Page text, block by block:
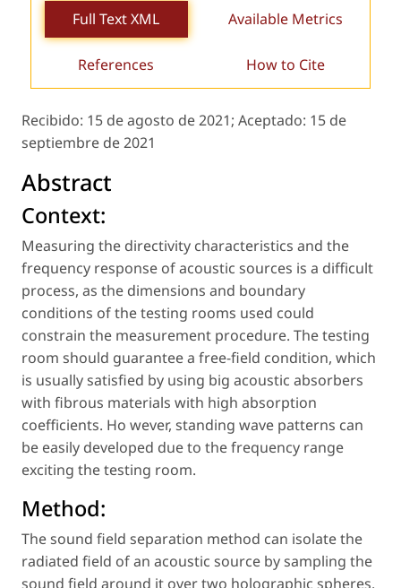
Full Text XML Available Metrics
References How to Cite
Recibido: 15 de agosto de 2021; Aceptado: 15 de
septiembre de 2021
Abstract
Context:
Measuring the directivity characteristics and the
frequency response of acoustic sources is a difficult
process, as the dimensions and boundary
conditions of the testing rooms used could
constrain the measurement procedure. The testing
room should guarantee a free-field condition, which
is usually satisfied by using big acoustic absorbers
with fibrous materials with high absorption
coefficients. Ho wever, standing wave patterns can
be easily developed due to the frequency range
exciting the testing room.
Method:
The sound field separation method can isolate the
radiated field of an acoustic source by sampling the
sound field around it over two holographic spheres.